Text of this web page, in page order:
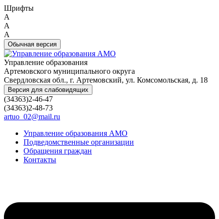
Шрифты
A
A
A
Обычная версия
Управление образования
Артемовского муниципального округа
Свердловская обл., г. Артемовский, ул. Комсомольская, д. 18
Версия для слабовидящих
(34363)2-46-47
(34363)2-48-73
artuo_02@mail.ru
Управление образования АМО
Подведомственные организации
Обращения граждан
Контакты